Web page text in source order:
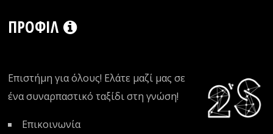
ΠΡΟΦΊΛ
Επιστήμη για όλους! Ελάτε μαζί μας σε
ένα συναρπαστικό ταξίδι στη γνώση!
Επικοινωνία